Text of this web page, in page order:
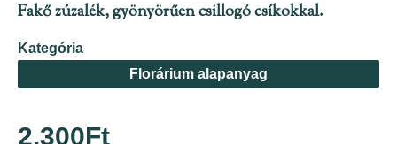
Fakő zúzalék, gyönyörűen csillogó csíkokkal.
Kategória
Florárium alapanyag
2.300Ft